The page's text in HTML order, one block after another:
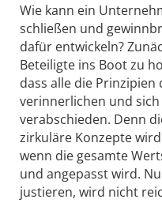
Wie kann ein
schließen und
dafür entwickeln?
Beteiligte ins Boot zu
dass alle die
verinnerlichen und
verabschieden. Denn
zirkuläre Konzepte
wenn die gesamte
und angepasst wird.
justieren, wird nicht